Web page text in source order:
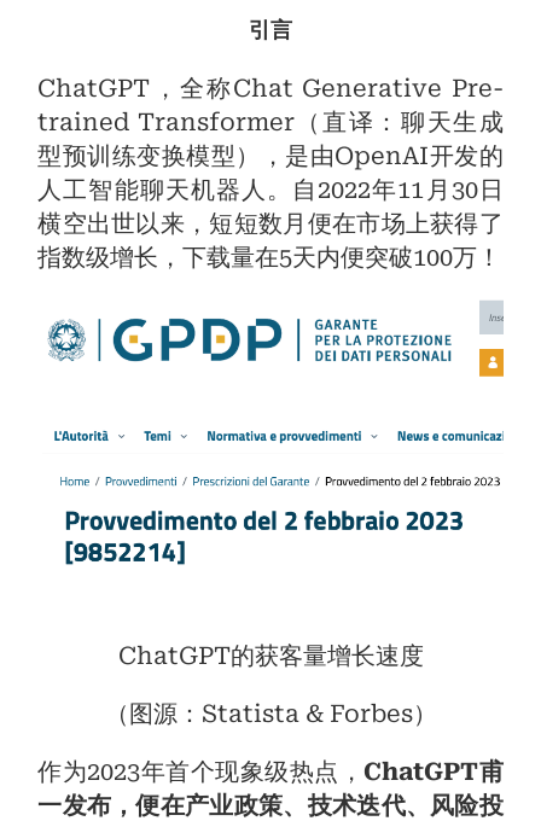
引言
ChatGPT，全称Chat Generative Pre-
trained Transformer（直译：聊天生成
型预训练变换模型），是由OpenAI开发的
人工智能聊天机器人。自2022年11月30日
横空出世以来，短短数月便在市场上获得了
指数级增长，下载量在5天内便突破100万！
ChatGPT的获客量增长速度
（图源：Statista & Forbes）
作为2023年首个现象级热点， ChatGPT甫
一发布，便在产业政策、技术迭代、风险投